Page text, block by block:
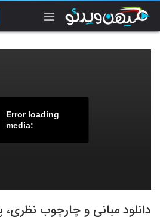
Error loading
media:
دانلود مبانی و چارچوب